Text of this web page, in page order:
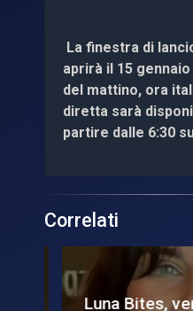
La finestra di
aprirà il 15 gennaio
del mattino, ora
diretta sarà
partire dalle 6:30
Correlati
Luna Bites,